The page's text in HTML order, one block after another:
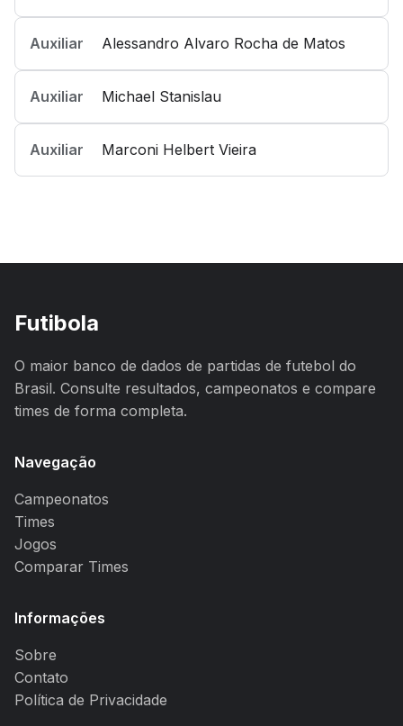
Auxiliar Alessandro Alvaro Rocha de Matos
Auxiliar Michael Stanislau
Auxiliar Marconi Helbert Vieira
Futibola
O maior banco de dados de partidas de futebol do
Brasil. Consulte resultados, campeonatos e compare
times de forma completa.
Navegação
Campeonatos
Times
Jogos
Comparar Times
Informações
Sobre
Contato
Política de Privacidade